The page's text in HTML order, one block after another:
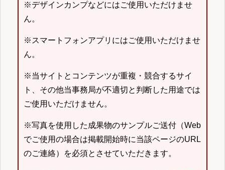
※デザインカンプなどにはご使用いただけませ
ん。
※スマートフォンアプリにはご使用いただけませ
ん。
※当サイトとコンテンツが重複・競合するサイ
ト、その他当事務局が不適切と判断した用途では
ご使用いただけません。
※写真を使用した成果物のサンプルご送付（Web
でご使用の場合は掲載開始時に当該ページのURL
のご連絡）を必須とさせていただきます。